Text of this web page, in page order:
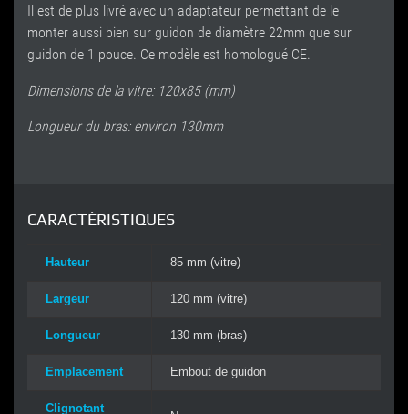
Il est de plus livré avec un adaptateur permettant de le
monter aussi bien sur guidon de diamètre 22mm que sur
guidon de 1 pouce. Ce modèle est homologué CE.
Dimensions de la vitre: 120x85 (mm)
Longueur du bras: environ 130mm
CARACTÉRISTIQUES
Hauteur 85 mm (vitre)
Largeur 120 mm (vitre)
Longueur 130 mm (bras)
Emplacement Embout de guidon
Clignotant